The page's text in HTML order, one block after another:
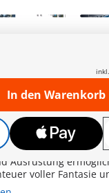
mit
Bodenproben
und klappbare
Szenen
Rucksack und
Zubehör für
Ausrüstung
voller Fantasie
In den Warenkorb